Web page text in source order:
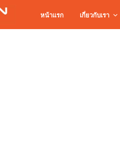
หน้าแรก เกี่ยวกับเรา